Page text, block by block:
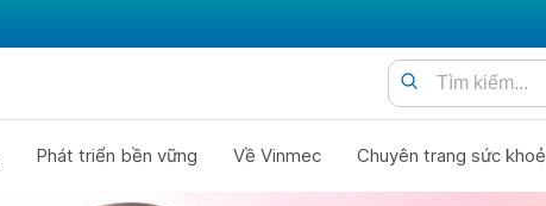
Phát triển bền vững Về Vinmec Chuyên trang sức khoẻ